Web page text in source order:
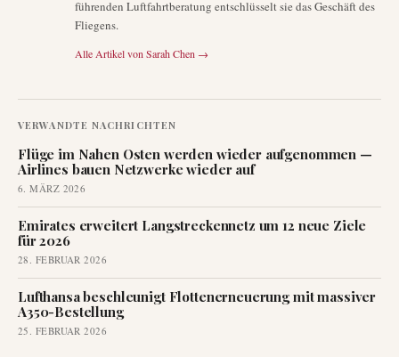
führenden Luftfahrtberatung entschlüsselt sie das Geschäft des
Fliegens.
Alle Artikel von Sarah Chen →
VERWANDTE NACHRICHTEN
Flüge im Nahen Osten werden wieder aufgenommen —
Airlines bauen Netzwerke wieder auf
6. MÄRZ 2026
Emirates erweitert Langstreckennetz um 12 neue Ziele
für 2026
28. FEBRUAR 2026
Lufthansa beschleunigt Flottenerneuerung mit massiver
A350-Bestellung
25. FEBRUAR 2026